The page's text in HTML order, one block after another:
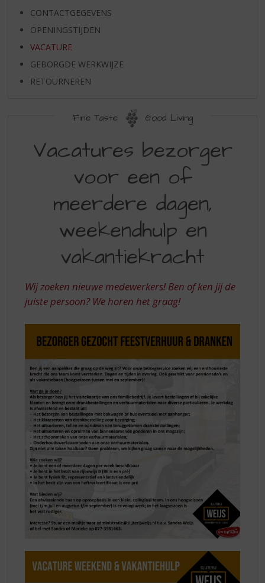
CONTACTGEGEVENS
OPENINGSTIJDEN
VACATURE
GEBORGDE WERKWIJZE
RETOURNEREN
Fine Taste Good Living
VACATURE
Vacatures bezorger
voor een of
meerdere dagen,
weekendhulp en
vakantiekracht
Wij zoeken nieuwe medewerkers! Ben of ken jij de
juiste persoon? We horen het graag!